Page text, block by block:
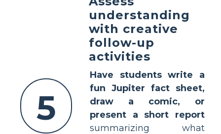
5
understanding
with creative
follow-up
activities
Have students write a
fun Jupiter fact sheet,
draw a comic, or
present a short report
summarizing what